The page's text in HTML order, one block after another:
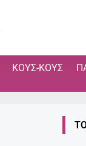
ΚΟΥΣ-ΚΟΥΣ